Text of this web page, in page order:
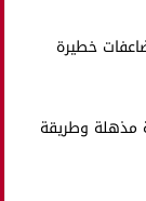
خطيرة
مذهلة وطريقة